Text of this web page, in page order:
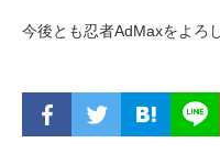
今後とも忍者AdMaxをよろ